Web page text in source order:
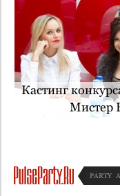
Кастинг
Мистер
PARTY